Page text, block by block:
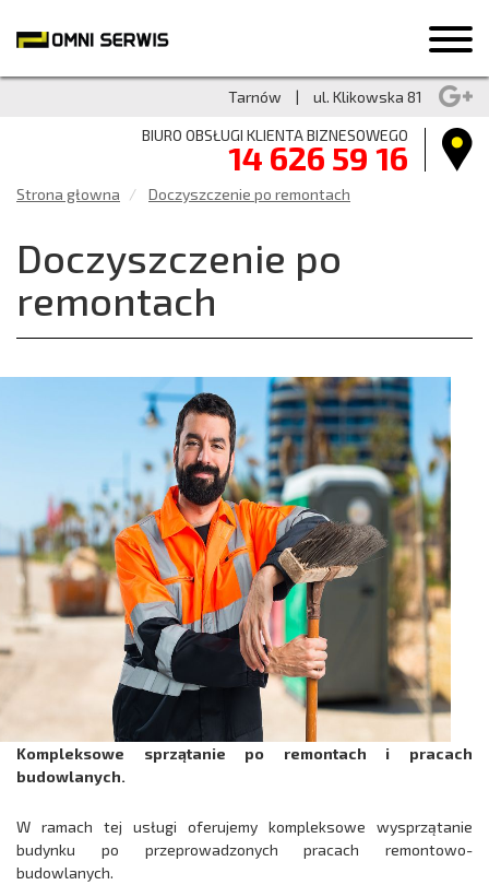
Tarnów | ul. Klikowska 81
BIURO OBSŁUGI KLIENTA BIZNESOWEGO
14 626 59 16
Strona głowna Doczyszczenie po remontach
Doczyszczenie po
remontach
Kompleksowe sprzątanie po remontach i pracach
budowlanych.
W ramach tej usługi oferujemy kompleksowe wysprzątanie
budynku po przeprowadzonych pracach remontowo-
budowlanych.